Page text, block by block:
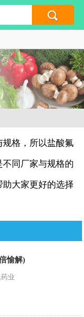
格，所以盐酸氟
同厂家与规格的
大家更好的选择
愉解)
业